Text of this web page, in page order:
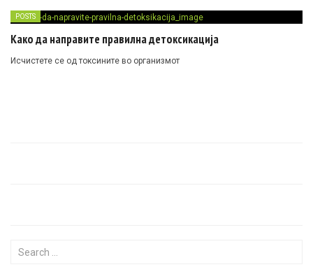
POSTS
Како да направите правилна детоксикација
Исчистете се од токсините во организмот
Search for: